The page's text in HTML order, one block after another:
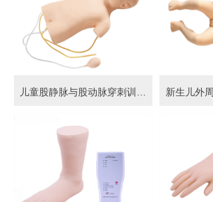
儿童股静脉与股动脉穿刺训练模型 新生儿外